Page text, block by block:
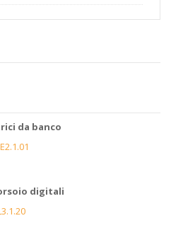
da banco
digitali